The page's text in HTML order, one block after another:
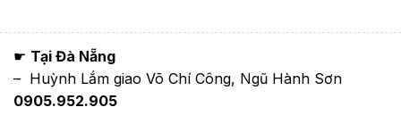
☛ Tại Đà Nẵng
– Huỳnh Lắm giao Võ Chí Công, Ngũ Hành Sơn
0905.952.905